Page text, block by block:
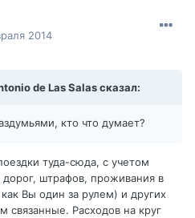
2014
de Las Salas сказал:
кто что думает?
туда-сюда, с учетом
дорог, штрафов, проживания в
Вы один за рулем) и других
связанные. Расходов на круг